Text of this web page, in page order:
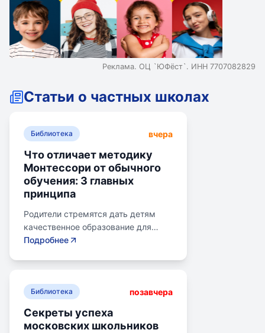
Реклама. ОЦ `ЮФёст`. ИНН 7707082829
Статьи о частных школах
Библиотека вчера
Что отличает методику
Монтессори от обычного
обучения: 3 главных
принципа
Родители стремятся дать детям
качественное образование для
лучшего будущего. Обучение по
школа предлагает уроки на
эксперименты и творческие
погружения для развития детей.
Подробнее
Библиотека позавчера
Секреты успеха
московских школьников